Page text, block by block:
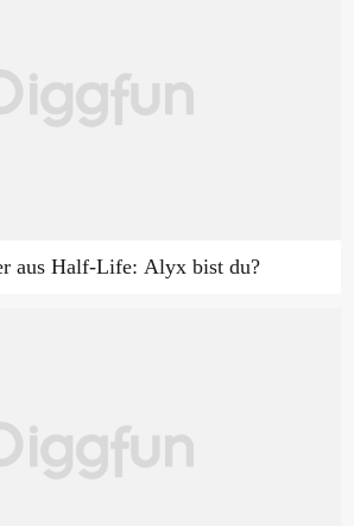
aus Half-Life: Alyx bist du?